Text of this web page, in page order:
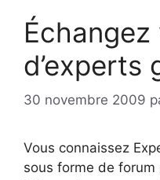
d’experts
30 novembre 2009
Vous connaissez
sous forme de forum